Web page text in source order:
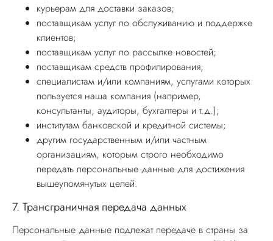
курьерам для доставки заказов;
поставщикам услуг по обслуживанию и поддержке
клиентов;
поставщикам услуг по рассылке новостей;
поставщикам средств профилирования;
специалистам и/или компаниям, услугами которых
пользуется наша компания (например,
консультанты, аудиторы, бухгалтеры и т.д.);
институтам банковской и кредитной системы;
другим государственным и/или частным
организациям, которым строго необходимо
передать персональные данные для достижения
вышеупомянутых целей.
7. Трансграничная передача данных
Персональные данные подлежат передаче в страны за